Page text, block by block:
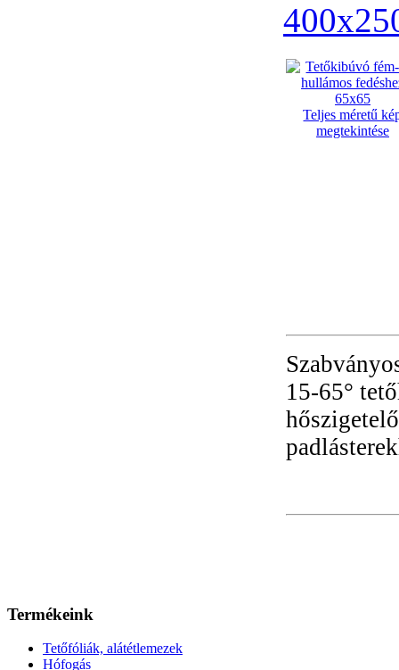
Teljes méretű
megtekintése
15-65°
Termékeink
Tetőfóliák, alátétlemezek
Hófogás